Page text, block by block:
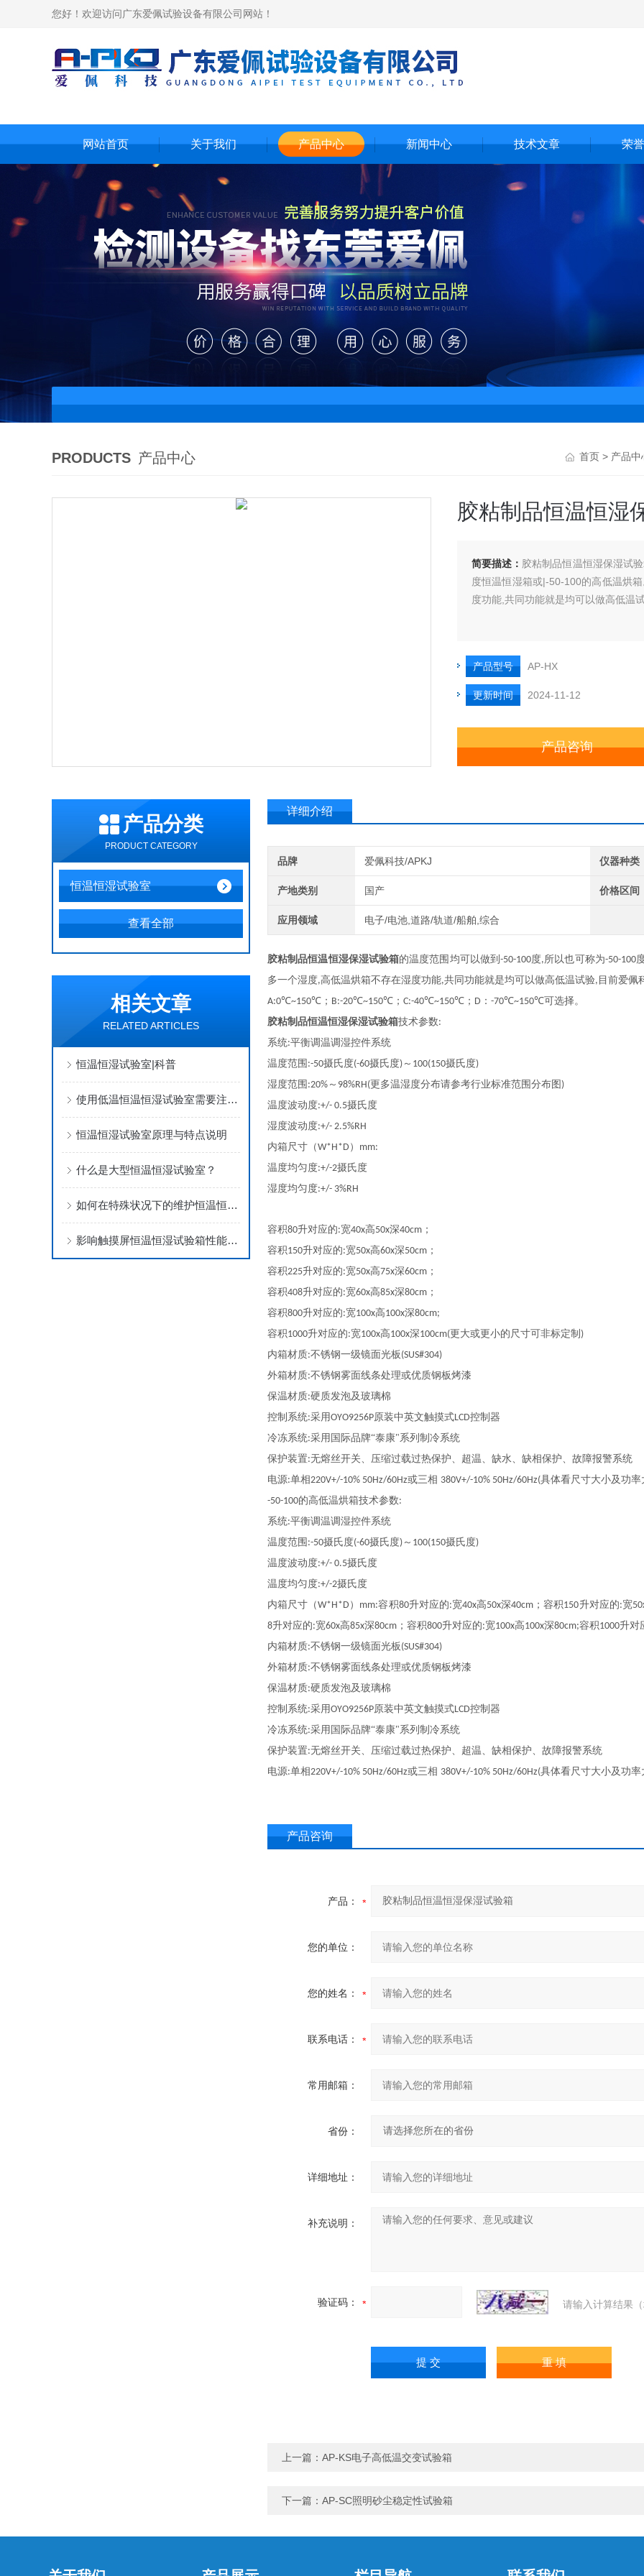
您好！欢迎访问广东爱佩试验设备有限公司网站！
网站首页 关于我们 产品中心 新闻中心 技术文章 荣
PRODUCTS 产品中心 首页 > 产品中
胶粘制品恒温恒湿
简要描述： 胶粘制品恒温恒湿保湿试
度恒温恒湿箱或|-50-100的高低温烘
度功能,共同功能就是均可以做高低温
产品型号 AP-HX
更新时间 2024-11-12
产品咨询
产品分类
PRODUCT CATEGORY
恒温恒湿试验室
查看全部
相关文章
RELATED ARTICLES
恒温恒湿试验室|科普
使用低温恒温恒湿试验室需要注意这几点
恒温恒湿试验室原理与特点说明
什么是大型恒温恒湿试验室？
如何在特殊状况下的维护恒温恒湿试验室
影响触摸屏恒温恒湿试验箱性能的重要因素是什么
详细介绍
品牌 爱佩科技/APKJ 仪器种类
产地类别 国产 价格区间
应用领域 电子/电池,道路/轨道/船舶,综合
胶粘制品恒温恒湿保湿试验箱的温度范围均可以做到-50-100度,所以也可称为-50-100
多一个湿度,高低温烘箱不存在湿度功能,共同功能就是均可以做高低温试验, 目前爱佩
A:0℃~150℃； B:-20℃~150℃； C:-40℃~150℃； D ： -70℃~150℃可选择。
胶粘制品恒温恒湿保湿试验箱技术参数:
系统:平衡调温调湿控件系统
温度范围 :-50摄氏度(-60摄氏度) ～ 100(150摄氏度)
湿度范围 :20% ～ 98%RH(更多温湿度分布请参考行业标准范围分布图 )
温度波动度:+/- 0.5摄氏度
湿度波动度:+/- 2.5%RH
内箱尺寸（W*H*D ） mm:
温度均匀度:+/-2摄氏度
湿度均匀度:+/- 3%RH
容积80升对应的:宽40x高50x深40cm ；
容积150升对应的:宽50x高60x深50cm ；
容积225升对应的:宽50x高75x深60cm ；
容积408升对应的:宽60x高85x深80cm ；
容积800升对应的:宽100x高100x深80cm;
容积1000升对应的:宽100x高100x深100cm(更大或更小的尺寸可非标定制 )
内箱材质:不锈钢一级镜面光板 (SUS#304)
外箱材质:不锈钢雾面线条处理或优质钢板烤漆
保温材质:硬质发泡及玻璃棉
控制系统:采用OYO9256P原装中英文触摸式LCD控制器
冷冻系统:采用国际品牌“泰康"系列制冷系统
保护装置:无熔丝开关、压缩过载过热保护、超温、缺水、缺相保护、故障报警系统
电源:单相220V+/-10% 50Hz/60Hz或三相 380V+/-10% 50Hz/60Hz(具体看尺寸大小及功
-50-100的高低温烘箱技术参数:
系统:平衡调温调湿控件系统
温度范围 :-50摄氏度(-60摄氏度) ～ 100(150摄氏度)
温度波动度:+/- 0.5摄氏度
温度均匀度:+/-2摄氏度
内箱尺寸（W*H*D ） mm:容积80升对应的:宽40x高50x深40cm ；容积150升对应的:宽
8升对应的:宽60x高85x深80cm ；容积800升对应的:宽100x高100x深80cm;容积1000升对
内箱材质:不锈钢一级镜面光板 (SUS#304)
外箱材质:不锈钢雾面线条处理或优质钢板烤漆
保温材质:硬质发泡及玻璃棉
控制系统:采用OYO9256P原装中英文触摸式LCD控制器
冷冻系统:采用国际品牌“泰康"系列制冷系统
保护装置:无熔丝开关、压缩过载过热保护、超温、缺相保护、故障报警系统
电源:单相220V+/-10% 50Hz/60Hz或三相 380V+/-10% 50Hz/60Hz(具体看尺寸大小及功
产品咨询
产品：
您的单位：
您的姓名：
联系电话：
常用邮箱：
省份：
详细地址：
补充说明：
验证码： 请输入计算结果
上一篇： AP-KS电子高低温交变试验箱
下一篇： AP-SC照明砂尘稳定性试验箱